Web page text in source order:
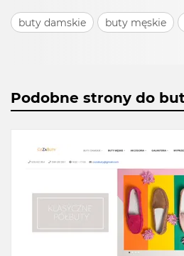
buty damskie buty męskie
Podobne strony do